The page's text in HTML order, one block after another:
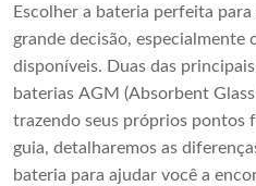
Escolher a bateria perfeita
grande decisão, especialmente
disponíveis. Duas das
baterias AGM (Absorbent
trazendo seus próprios pontos
guia, detalharemos as
bateria para ajudar você a